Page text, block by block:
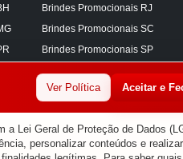
Brindes Promocionais RJ
Brindes Promocionais SC
Brindes Promocionais SP
Brindes Promocionais CE
Brindes Promocionais ES
Ver Política Aceitar e
a Lei Geral de Proteção de Dados
personalizar conteúdos e realizar